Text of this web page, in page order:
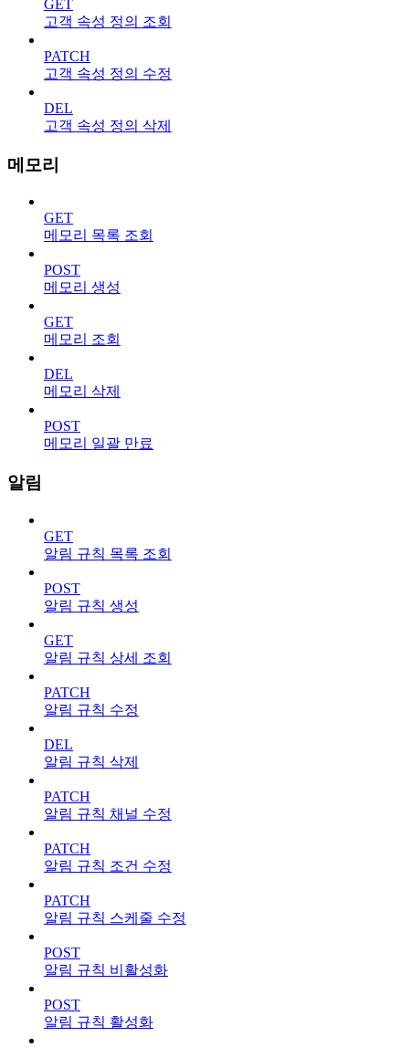
GET
고객 속성 정의 조회
PATCH
고객 속성 정의 수정
DEL
고객 속성 정의 삭제
메모리
GET
메모리 목록 조회
POST
메모리 생성
GET
메모리 조회
DEL
메모리 삭제
POST
메모리 일괄 만료
알림
GET
알림 규칙 목록 조회
POST
알림 규칙 생성
GET
알림 규칙 상세 조회
PATCH
알림 규칙 수정
DEL
알림 규칙 삭제
PATCH
알림 규칙 채널 수정
PATCH
알림 규칙 조건 수정
PATCH
알림 규칙 스케줄 수정
POST
알림 규칙 비활성화
POST
알림 규칙 활성화